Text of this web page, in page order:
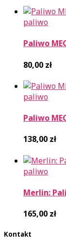
paliwo
Paliwo
80,00 zł
paliwo
Paliwo
138,00 zł
paliwo
Merlin:
165,00 zł
Kontakt